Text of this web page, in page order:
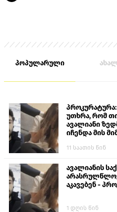
პოპულარული
პროკურატურა:
უთხრა, რომ
ავალიანი
იჩენდა მის
თავს
11 საათის წინ
ავალიანის
აკავებენ -
1 დღის წინ